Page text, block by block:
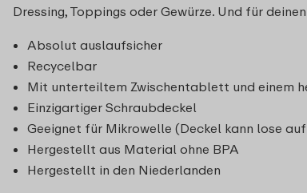
Dressing, Toppings oder Gewürze. Und für
Absolut auslaufsicher
Recycelbar
Mit unterteiltem Zwischentablett und einem
Einzigartiger Schraubdeckel
Geeignet für Mikrowelle (Deckel kann lose
Hergestellt aus Material ohne BPA
Hergestellt in den Niederlanden